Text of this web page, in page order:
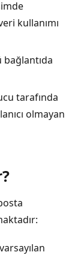
kullanımı
bağlantıda
tarafında
olmayan